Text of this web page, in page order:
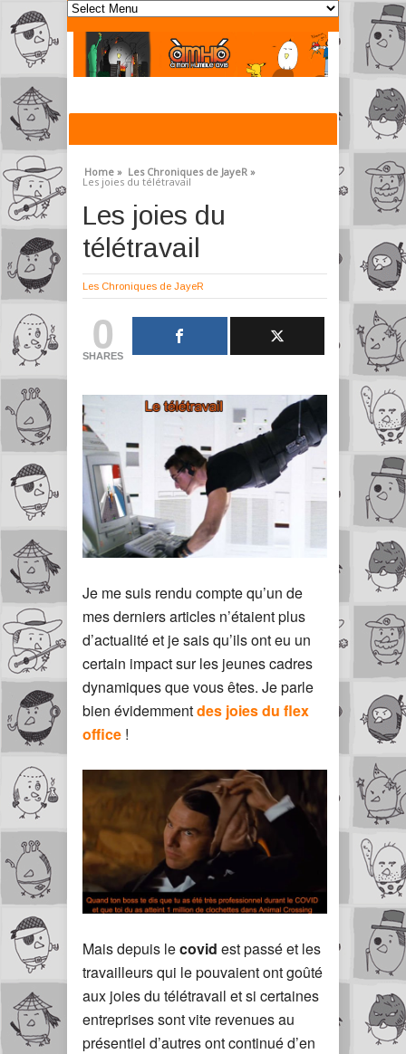
Home » Les Chroniques de JayeR »
Les joies du télétravail
Les joies du
télétravail
Les Chroniques de JayeR
0
SHARES
Je me suis rendu compte qu’un de
mes derniers articles n’étaient plus
d’actualité et je sais qu’ils ont eu un
certain impact sur les jeunes cadres
dynamiques que vous êtes. Je parle
bien évidemmentdes joies du flex
office !
Mais depuis lecovid est passé et les
travailleurs qui le pouvaient ont goûté
aux joies du télétravail et si certaines
entreprises sont vite revenues au
présentiel d’autres ont continué d’en